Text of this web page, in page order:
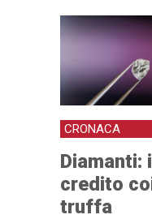
CRONACA
credito
truffa